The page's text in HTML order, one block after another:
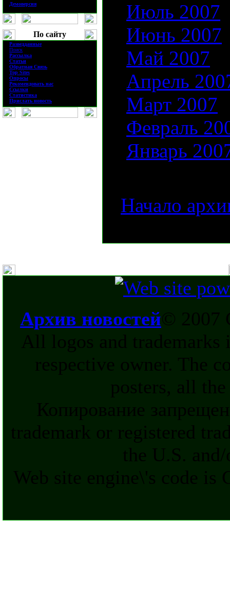
Демоверсия
По сайту
Разведданные
Поиск
Рассылка
Статьи
Обратная Связь
Top Sites
Опросы
Рекомендовать нас
Ссылки
Статистика
Прислать новость
Июль 2007
Июнь 2007
Май 2007
Апрель
Март 2007
Февраль
Январь
Начало
Архив новостей© 2007
All logos and
respective owner. The
posters, all
Копирование
trademark or registered
the U.S.
Web site engine\'s code